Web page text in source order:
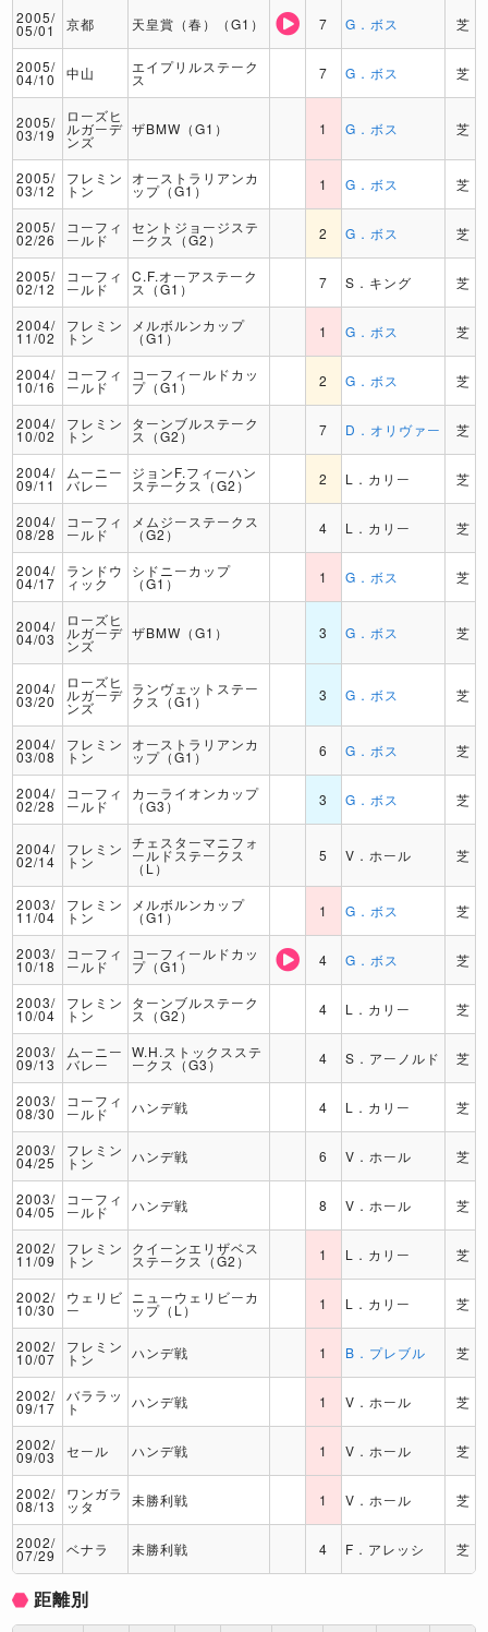
2005/
05/01 京都 天皇賞（春）（G1） 7 G．ボス 芝
2005/
04/10 中山 エイプリルステーク
ス 7 G．ボス 芝
2005/
03/19
ローズヒ
ルガーデ
ンズ
ザBMW（G1） 1 G．ボス 芝
2005/
03/12
フレミン
トン
オーストラリアンカ
ップ（G1） 1 G．ボス 芝
2005/
02/26
コーフィ
ールド
セントジョージステ
ークス（G2） 2 G．ボス 芝
2005/
02/12
コーフィ
ールド
C.F.オーアステーク
ス（G1） 7 S．キング 芝
2004/
11/02
フレミン
トン
メルボルンカップ
（G1） 1 G．ボス 芝
2004/
10/16
コーフィ
ールド
コーフィールドカッ
プ（G1） 2 G．ボス 芝
2004/
10/02
フレミン
トン
ターンブルステーク
ス（G2） 7 D．オリヴァー 芝
2004/
09/11
ムーニー
バレー
ジョンF.フィーハン
ステークス（G2） 2 L．カリー 芝
2004/
08/28
コーフィ
ールド
メムジーステークス
（G2） 4 L．カリー 芝
2004/
04/17
ランドウ
ィック
シドニーカップ
（G1） 1 G．ボス 芝
2004/
04/03
ローズヒ
ルガーデ
ンズ
ザBMW（G1） 3 G．ボス 芝
2004/
03/20
ローズヒ
ルガーデ
ンズ
ランヴェットステー
クス（G1） 3 G．ボス 芝
2004/
03/08
フレミン
トン
オーストラリアンカ
ップ（G1） 6 G．ボス 芝
2004/
02/28
コーフィ
ールド
カーライオンカップ
（G3） 3 G．ボス 芝
2004/
02/14
フレミン
トン
チェスターマニフォ
ールドステークス
（L）
5 V．ホール 芝
2003/
11/04
フレミン
トン
メルボルンカップ
（G1） 1 G．ボス 芝
2003/
10/18
コーフィ
ールド
コーフィールドカッ
プ（G1） 4 G．ボス 芝
2003/
10/04
フレミン
トン
ターンブルステーク
ス（G2） 4 L．カリー 芝
2003/
09/13
ムーニー
バレー
W.H.ストックスステ
ークス（G3） 4 S．アーノルド 芝
2003/
08/30
コーフィ
ールド ハンデ戦 4 L．カリー 芝
2003/
04/25
フレミン
トン ハンデ戦 6 V．ホール 芝
2003/
04/05
コーフィ
ールド ハンデ戦 8 V．ホール 芝
2002/
11/09
フレミン
トン
クイーンエリザベス
ステークス（G2） 1 L．カリー 芝
2002/
10/30
ウェリビ
ー
ニューウェリビーカ
ップ（L） 1 L．カリー 芝
2002/
10/07
フレミン
トン ハンデ戦 1 B．プレブル 芝
2002/
09/17
バララッ
ト ハンデ戦 1 V．ホール 芝
2002/
09/03 セール ハンデ戦 1 V．ホール 芝
2002/
08/13
ワンガラ
ッタ 未勝利戦 1 V．ホール 芝
2002/
07/29 ベナラ 未勝利戦 4 F．アレッシ 芝
距離別